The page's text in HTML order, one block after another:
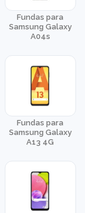
Fundas para
Samsung Galaxy
A04s
Fundas para
Samsung Galaxy
A13 4G